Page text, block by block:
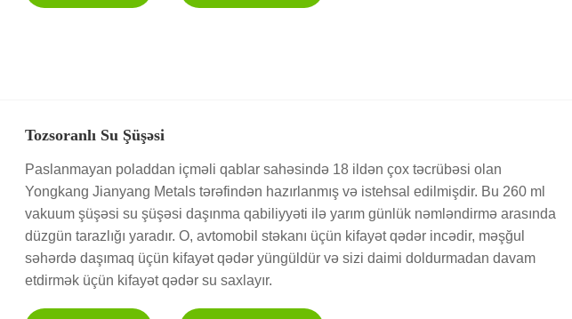
Tozsoranlı Su Şüşəsi
Paslanmayan poladdan içməli qablar sahəsində 18 ildən çox təcrübəsi olan
Yongkang Jianyang Metals tərəfindən hazırlanmış və istehsal edilmişdir. Bu 260 ml
vakuum şüşəsi su şüşəsi daşınma qabiliyyəti ilə yarım günlük nəmləndirmə arasında
düzgün tarazlığı yaradır. O, avtomobil stəkanı üçün kifayət qədər incədir, məşğul
səhərdə daşımaq üçün kifayət qədər yüngüldür və sizi daimi doldurmadan davam
etdirmək üçün kifayət qədər su saxlayır.